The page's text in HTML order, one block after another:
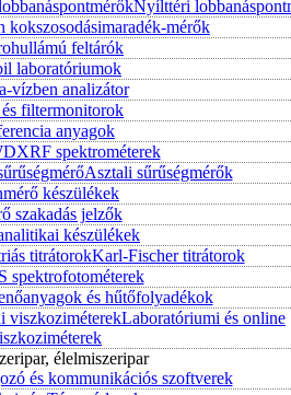
Nyílttéri
kokszosodásimaradék-mérők
feltárók
laboratóriumok
vízben analizátor
filtermonitorok
anyagok
spektrométerek
Asztali sűrűségmérők
készülékek
szakadás jelzők
készülékek
titrátorokKarl-Fischer titrátorok
spektrofotométerek
és hűtőfolyadékok
viszkoziméterekLaboratóriumi és online
élelmiszeripar
és kommunikációs szoftverek